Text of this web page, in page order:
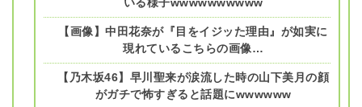
【画像】中田花奈が『目をイジッた理由』が如実に
現れているこちらの画像…
【乃木坂46】早川聖来が涙流した時の山下美月の顔
がガチで怖すぎると話題にwwwwww